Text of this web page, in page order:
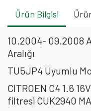
Ürün Bilgisi
10.2004- 09.2008
Aralığı
TU5JP4 Uyumlu
CITROEN C4 1.6
filtresi CUK2940